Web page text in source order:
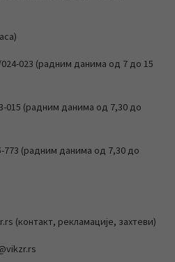
023 (радним данима од 7 до 15
015 (радним данима од 7,30 до
773 (радним данима од 7,30 до
(контакт, рекламације, захтеви)